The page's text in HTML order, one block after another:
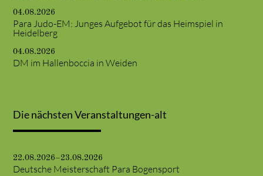
04.08.2026
Para Judo-EM: Junges Aufgebot für das Heimspiel in
Heidelberg
04.08.2026
DM im Hallenboccia in Weiden
Die nächsten Veranstaltungen-alt
22.08.2026–23.08.2026
Deutsche Meisterschaft Para Bogensport